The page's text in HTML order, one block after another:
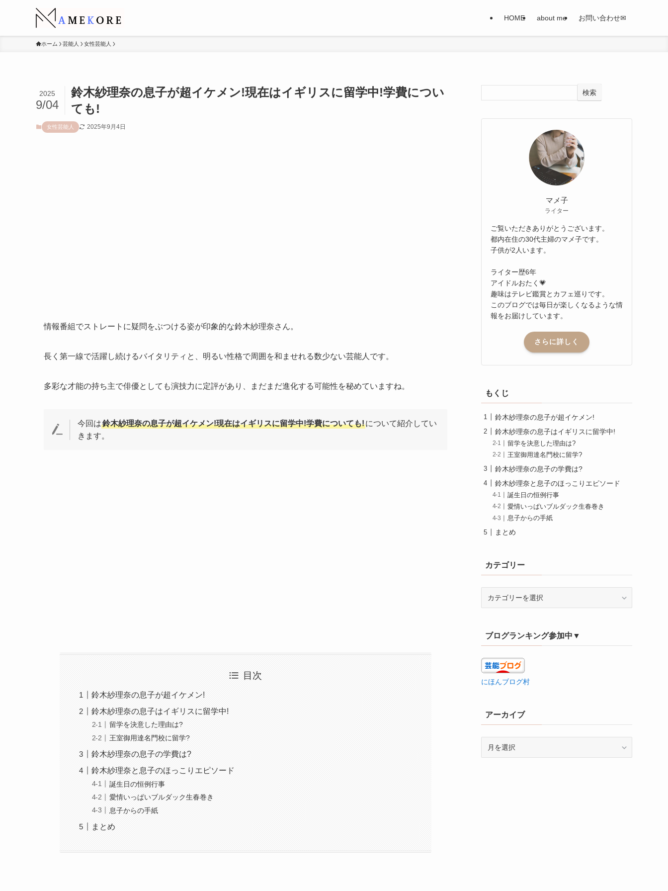
HOME about me お問い合わせ✉
ホーム 芸能人 女性芸能人
鈴木紗理奈の息子が超イケメン!現在はイギリスに留学中!学費につい
ても!
2025
9/04
女性芸能人 2025年9月4日
情報番組でストレートに疑問をぶつける姿が印象的な鈴木紗理奈さん。
長く第一線で活躍し続けるバイタリティと、明るい性格で周囲を和ませれる数少ない芸能人です。
多彩な才能の持ち主で俳優としても演技力に定評があり、まだまだ進化する可能性を秘めていますね。
今回は鈴木紗理奈の息子が超イケメン!現在はイギリスに留学中!学費についても!について紹介してい
きます。
目次
鈴木紗理奈の息子が超イケメン!
鈴木紗理奈の息子はイギリスに留学中!
留学を決意した理由は?
王室御用達名門校に留学?
鈴木紗理奈の息子の学費は?
鈴木紗理奈と息子のほっこりエピソード
誕生日の恒例行事
愛情いっぱいブルダック生春巻き
息子からの手紙
まとめ
検索
マメ子
ライター
ご覧いただきありがとうございます。
都内在住の30代主婦のマメ子です。
子供が2人います。
ライター歴6年
アイドルおたく💗
趣味はテレビ鑑賞とカフェ巡りです。
このブログでは毎日が楽しくなるような情
報をお届けしています。
さらに詳しく
もくじ
鈴木紗理奈の息子が超イケメン!
鈴木紗理奈の息子はイギリスに留学中!
留学を決意した理由は?
王室御用達名門校に留学?
鈴木紗理奈の息子の学費は?
鈴木紗理奈と息子のほっこりエピソード
誕生日の恒例行事
愛情いっぱいブルダック生春巻き
息子からの手紙
まとめ
カテゴリー
ーブログランキング参加中▼
にほんブログ村
アーカイブ